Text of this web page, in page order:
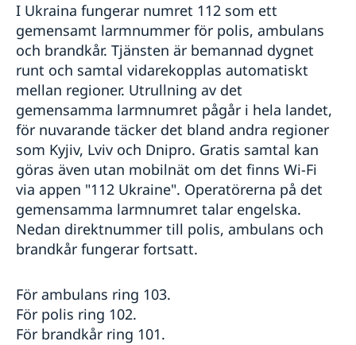
I Ukraina fungerar numret 112 som ett
gemensamt larmnummer för polis, ambulans
och brandkår. Tjänsten är bemannad dygnet
runt och samtal vidarekopplas automatiskt
mellan regioner. Utrullning av det
gemensamma larmnumret pågår i hela landet,
för nuvarande täcker det bland andra regioner
som Kyjiv, Lviv och Dnipro. Gratis samtal kan
göras även utan mobilnät om det finns Wi-Fi
via appen "112 Ukraine". Operatörerna på det
gemensamma larmnumret talar engelska.
Nedan direktnummer till polis, ambulans och
brandkår fungerar fortsatt.
För ambulans ring 103.
För polis ring 102.
För brandkår ring 101.